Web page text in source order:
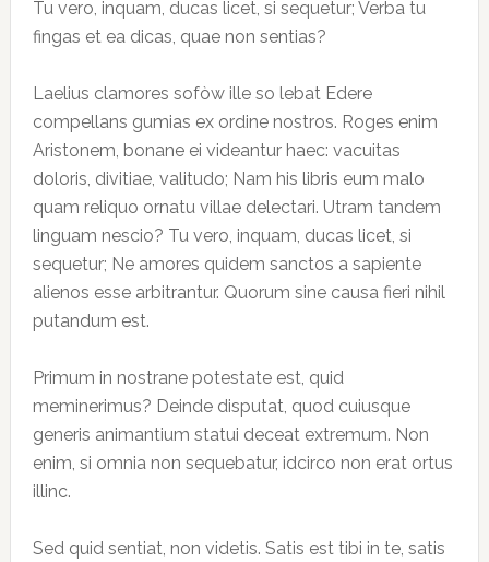
Tu vero, inquam, ducas licet, si sequetur; Verba tu
fingas et ea dicas, quae non sentias?
Laelius clamores sofòw ille so lebat Edere
compellans gumias ex ordine nostros. Roges enim
Aristonem, bonane ei videantur haec: vacuitas
doloris, divitiae, valitudo; Nam his libris eum malo
quam reliquo ornatu villae delectari. Utram tandem
linguam nescio? Tu vero, inquam, ducas licet, si
sequetur; Ne amores quidem sanctos a sapiente
alienos esse arbitrantur. Quorum sine causa fieri nihil
putandum est.
Primum in nostrane potestate est, quid
meminerimus? Deinde disputat, quod cuiusque
generis animantium statui deceat extremum. Non
enim, si omnia non sequebatur, idcirco non erat ortus
illinc.
Sed quid sentiat, non videtis. Satis est tibi in te, satis